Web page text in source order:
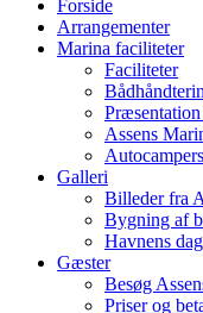
Forside
Arrangementer
Marina faciliteter
Faciliteter
Assens
Galleri
Billeder fra
Bygning af
Havnens
Gæster
Besøg
Priser og